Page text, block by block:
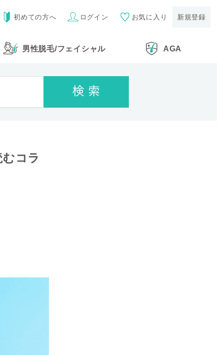
初めての方へ ログイン お気に入り 新規登録
男性脱毛/フェイシャル AGA
コラ